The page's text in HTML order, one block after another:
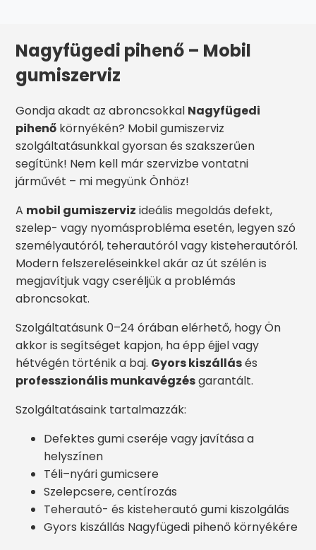
Nagyfügedi pihenő – Mobil
gumiszerviz
Gondja akadt az abroncsokkal Nagyfügedi
pihenő környékén? Mobil gumiszerviz
szolgáltatásunkkal gyorsan és szakszerűen
segítünk! Nem kell már szervizbe vontatni
járművét – mi megyünk Önhöz!
A mobil gumiszerviz ideális megoldás defekt,
szelep- vagy nyomásprobléma esetén, legyen szó
személyautóról, teherautóról vagy kisteherautóról.
Modern felszereléseinkkel akár az út szélén is
megjavítjuk vagy cseréljük a problémás
abroncsokat.
Szolgáltatásunk 0–24 órában elérhető, hogy Ön
akkor is segítséget kapjon, ha épp éjjel vagy
hétvégén történik a baj. Gyors kiszállásés
professzionális munkavégzésgarantált.
Szolgáltatásaink tartalmazzák:
Defektes gumi cseréje vagy javítása a
helyszínen
Téli–nyári gumicsere
Szelepcsere, centírozás
Teherautó- és kisteherautó gumi kiszolgálás
Gyors kiszállás Nagyfügedi pihenő környékére